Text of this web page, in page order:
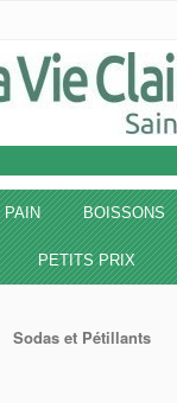
PAIN BOISSONS
PETITS PRIX
Sodas et Pétillants